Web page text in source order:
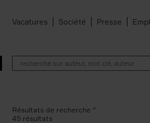
Vacatures Société Presse
Résultats de recherche ''
45 résultats